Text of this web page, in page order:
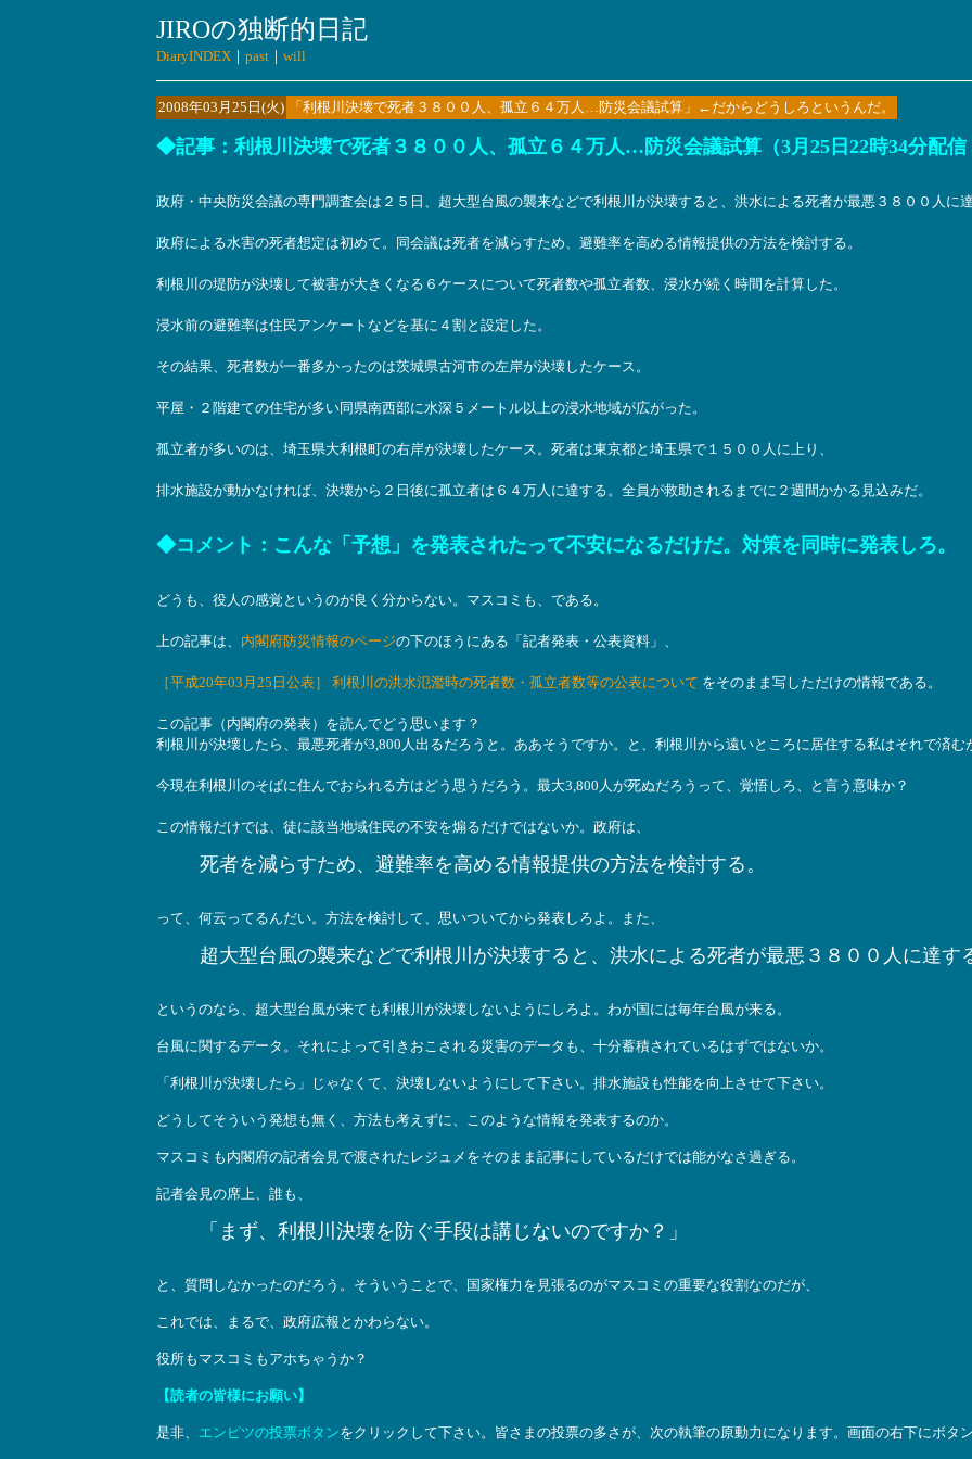
JIROの独断的日記
DiaryINDEX ｜ past ｜ will
2008年03月25日(火) 「利根川決壊で死者３８００人、孤立６４万人…防災会議試算」←だからどうしろというんだ。
◆記事：利根川決壊で死者３８００人、孤立６４万人…防災会議試算（3月25日22時34分配信
政府・中央防災会議の専門調査会は２５日、超大型台風の襲来などで利根川が決壊すると、洪水による死者が最悪３８００人に
政府による水害の死者想定は初めて。同会議は死者を減らすため、避難率を高める情報提供の方法を検討する。
利根川の堤防が決壊して被害が大きくなる６ケースについて死者数や孤立者数、浸水が続く時間を計算した。
浸水前の避難率は住民アンケートなどを基に４割と設定した。
その結果、死者数が一番多かったのは茨城県古河市の左岸が決壊したケース。
平屋・２階建ての住宅が多い同県南西部に水深５メートル以上の浸水地域が広がった。
孤立者が多いのは、埼玉県大利根町の右岸が決壊したケース。死者は東京都と埼玉県で１５００人に上り、
排水施設が動かなければ、決壊から２日後に孤立者は６４万人に達する。全員が救助されるまでに２週間かかる見込みだ。
◆コメント：こんな「予想」を発表されたって不安になるだけだ。対策を同時に発表しろ。
どうも、役人の感覚というのが良く分からない。マスコミも、である。
上の記事は、 内閣府防災情報のページの下のほうにある「記者発表・公表資料」、
［平成20年03月25日公表］ 利根川の洪水氾濫時の死者数・孤立者数等の公表について をそのまま写しただけの情報である。
この記事（内閣府の発表）を読んでどう思います？
利根川が決壊したら、最悪死者が3,800人出るだろうと。ああそうですか。と、利根川から遠いところに居住する私はそれで済む
今現在利根川のそばに住んでおられる方はどう思うだろう。最大3,800人が死ぬだろうって、覚悟しろ、と言う意味か？
この情報だけでは、徒に該当地域住民の不安を煽るだけではないか。政府は、
死者を減らすため、避難率を高める情報提供の方法を検討する。
って、何云ってるんだい。方法を検討して、思いついてから発表しろよ。また、
超大型台風の襲来などで利根川が決壊すると、洪水による死者が最悪３８００人に達す
というのなら、超大型台風が来ても利根川が決壊しないようにしろよ。わが国には毎年台風が来る。
台風に関するデータ。それによって引きおこされる災害のデータも、十分蓄積されているはずではないか。
「利根川が決壊したら」じゃなくて、決壊しないようにして下さい。排水施設も性能を向上させて下さい。
どうしてそういう発想も無く、方法も考えずに、このような情報を発表するのか。
マスコミも内閣府の記者会見で渡されたレジュメをそのまま記事にしているだけでは能がなさ過ぎる。
記者会見の席上、誰も、
「まず、利根川決壊を防ぐ手段は講じないのですか？」
と、質問しなかったのだろう。そういうことで、国家権力を見張るのがマスコミの重要な役割なのだが、
これでは、まるで、政府広報とかわらない。
役所もマスコミもアホちゃうか？
【読者の皆様にお願い】
是非、 エンピツの投票ボタンをクリックして下さい。皆さまの投票の多さが、次の執筆の原動力になります。画面の右下にボタ